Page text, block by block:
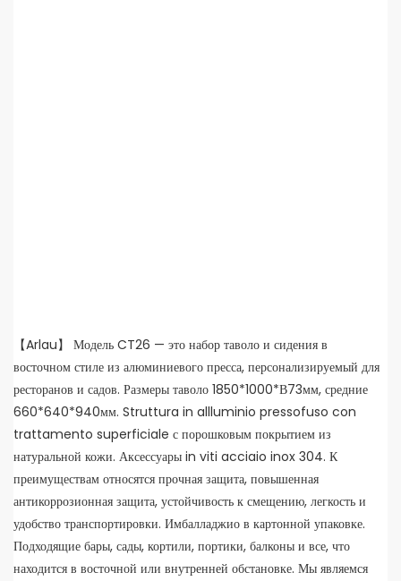
【Arlau】 Модель CT26 — это набор таволо и сидения в
восточном стиле из алюминиевого пресса, персонализируемый для
ресторанов и садов. Размеры таволо 1850*1000*В73мм, средние
660*640*940мм. Struttura in allluminio pressofuso con
trattamento superficiale с порошковым покрытием из
натуральной кожи. Аксессуары in viti acciaio inox 304. К
преимуществам относятся прочная защита, повышенная
антикоррозионная защита, устойчивость к смещению, легкость и
удобство транспортировки. Имбалладжио в картонной упаковке.
Подходящие бары, сады, кортили, портики, балконы и все, что
находится в восточной или внутренней обстановке. Мы являемся